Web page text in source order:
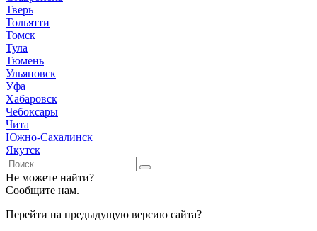
Тверь
Тольятти
Томск
Тула
Тюмень
Ульяновск
Уфа
Хабаровск
Чебоксары
Чита
Южно-Сахалинск
Якутск
Не можете найти?
Сообщите нам.
Перейти на предыдущую версию сайта?